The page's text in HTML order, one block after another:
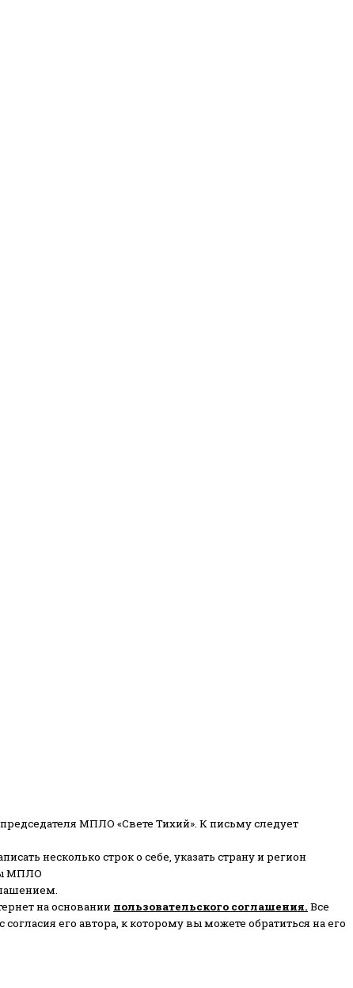
МПЛО «Свете Тихий». К письму следует
несколько строк о себе, указать страну и регион
МПЛО
на основании пользовательского соглашения. Все
его автора, к которому вы можете обратиться на его